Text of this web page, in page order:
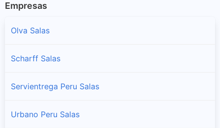
Empresas
Olva Salas
Scharff Salas
Servientrega Peru Salas
Urbano Peru Salas